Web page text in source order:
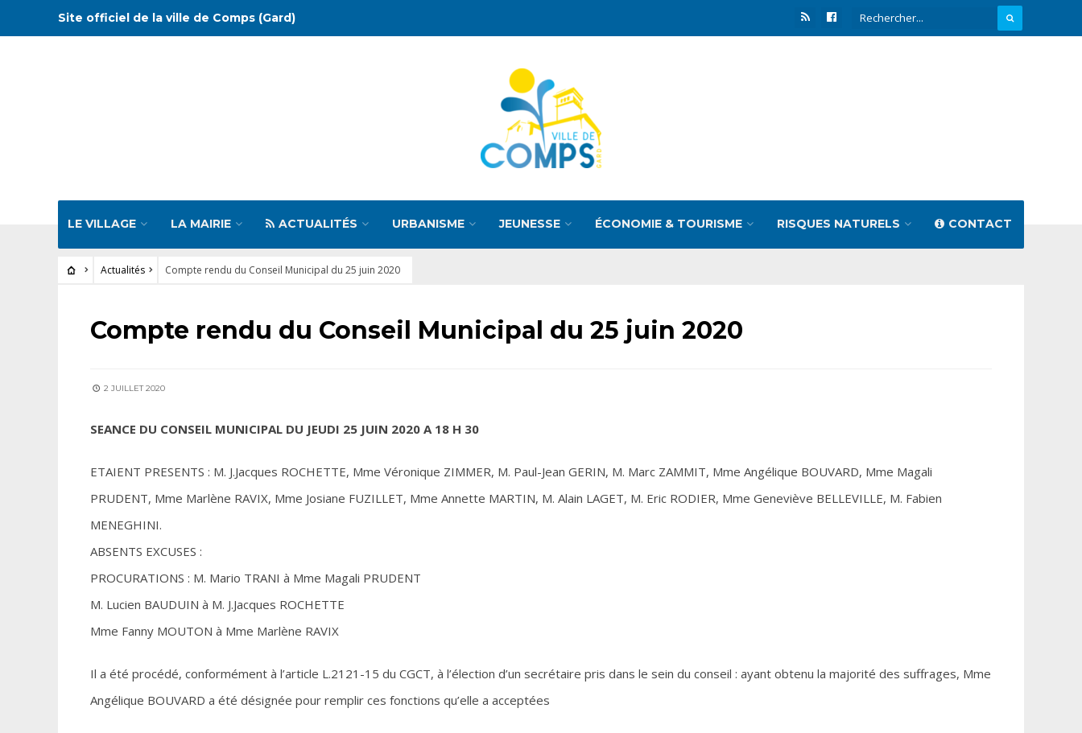
Site officiel de la ville de Comps (Gard)
LE VILLAGE LA MAIRIE ACTUALITÉS URBANISME JEUNESSE ÉCONOMIE & TOURISME RISQUES NATURELS CONTACT
Actualités Compte rendu du Conseil Municipal du 25 juin 2020
ACTUALITÉS
Compte rendu du Conseil Municipal du 25 juin 2020
2 JUILLET 2020
SEANCE DU CONSEIL MUNICIPAL DU JEUDI 25 JUIN 2020 A 18 H 30
ETAIENT PRESENTS : M. J.Jacques ROCHETTE, Mme Véronique ZIMMER, M. Paul-Jean GERIN, M. Marc ZAMMIT, Mme Angélique BOUVARD, Mme Magali
PRUDENT, Mme Marlène RAVIX, Mme Josiane FUZILLET, Mme Annette MARTIN, M. Alain LAGET, M. Eric RODIER, Mme Geneviève BELLEVILLE, M. Fabien
MENEGHINI.
ABSENTS EXCUSES :
PROCURATIONS : M. Mario TRANI à Mme Magali PRUDENT
M. Lucien BAUDUIN à M. J.Jacques ROCHETTE
Mme Fanny MOUTON à Mme Marlène RAVIX
Il a été procédé, conformément à l’article L.2121-15 du CGCT, à l’élection d’un secrétaire pris dans le sein du conseil : ayant obtenu la majorité des suffrages, Mme
Angélique BOUVARD a été désignée pour remplir ces fonctions qu’elle a acceptées